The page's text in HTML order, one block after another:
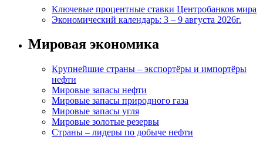
Ключевые процентные ставки Центробанков мира
Экономический календарь: 3 – 9 августа 2026г.
Мировая экономика
Крупнейшие страны – экспортёры и импортёры
нефти
Мировые запасы нефти
Мировые запасы природного газа
Мировые запасы угля
Мировые золотые резервы
Страны – лидеры по добыче нефти